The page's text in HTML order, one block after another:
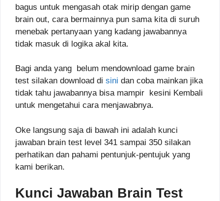
bagus untuk mengasah otak mirip dengan game
brain out, cara bermainnya pun sama kita di suruh
menebak pertanyaan yang kadang jawabannya
tidak masuk di logika akal kita.
Bagi anda yang belum mendownload game brain
test silakan download di sini dan coba mainkan jika
tidak tahu jawabannya bisa mampir kesini Kembali
untuk mengetahui cara menjawabnya.
Oke langsung saja di bawah ini adalah kunci
jawaban brain test level 341 sampai 350 silakan
perhatikan dan pahami pentunjuk-pentujuk yang
kami berikan.
Kunci Jawaban Brain Test